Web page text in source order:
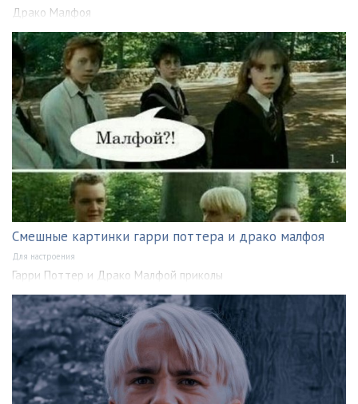
Драко Малфоя
Смешные картинки гарри поттера и драко малфоя
Для настроения
Гарри Поттер и Драко Малфой приколы